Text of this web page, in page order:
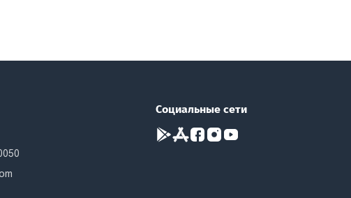
Социальные сети